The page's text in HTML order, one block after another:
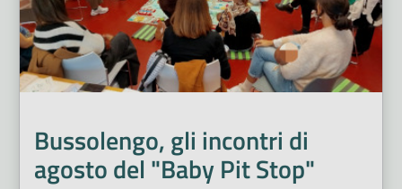
Bussolengo, gli incontri di
agosto del "Baby Pit Stop"